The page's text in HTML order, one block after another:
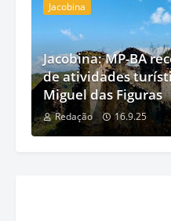
Jacobina
Jacobina: MP-BA
de atividades
Miguel das Figuras
Redação 16.9.25